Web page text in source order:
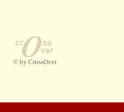
© by CrossOver